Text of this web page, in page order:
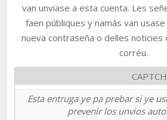
van unviase a esta cuenta. Les
faen públiques y namás van
nueva contraseña o delles
corréu.
Esta entruga ye pa prebar si ye
prevenir los unvios